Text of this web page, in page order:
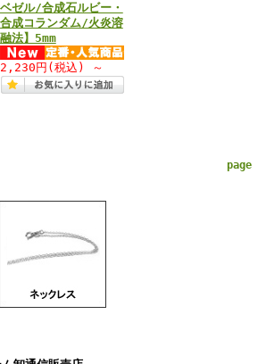
ベゼル/合成石ルビー・
合成コランダム/火炎溶
融法】5mm
2,230円 (税込) ～
page